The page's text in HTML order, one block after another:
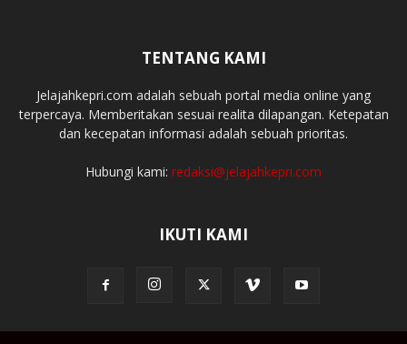
TENTANG KAMI
Jelajahkepri.com adalah sebuah portal media online yang
terpercaya. Memberitakan sesuai realita dilapangan. Ketepatan
dan kecepatan informasi adalah sebuah prioritas.
Hubungi kami: redaksi@jelajahkepri.com
IKUTI KAMI